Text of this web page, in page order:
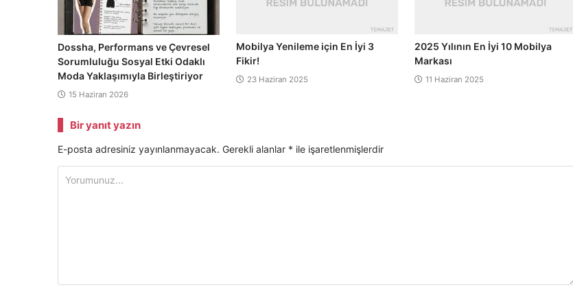
Dossha, Performans ve Çevresel
Sorumluluğu Sosyal Etki Odaklı
Moda Yaklaşımıyla Birleştiriyor
15 Haziran 2026
Mobilya Yenileme için En İyi 3
Fikir!
23 Haziran 2025
2025 Yılının En İyi 10 Mobilya
Markası
11 Haziran 2025
Bir yanıt yazın
E-posta adresiniz yayınlanmayacak. Gerekli alanlar * ile işaretlenmişlerdir